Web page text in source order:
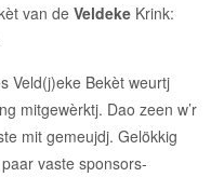
van de Veldeke Krink:
Veld(j)eke Bekèt weurtj
mitgewèrktj. Dao zeen w’r
mit gemeujdj. Gelökkig
vaste sponsors-